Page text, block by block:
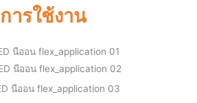
การใช้งาน